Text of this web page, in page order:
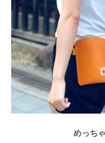
めっち